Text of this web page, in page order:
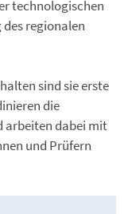
technologischen
regionalen
sind sie erste
die
arbeiten dabei mit
und Prüfern